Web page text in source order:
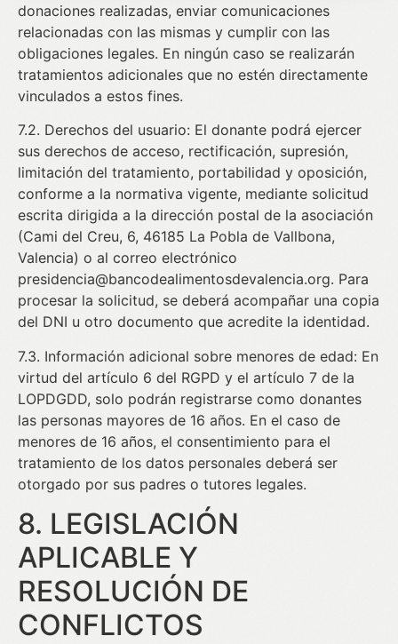
donaciones realizadas, enviar comunicaciones
relacionadas con las mismas y cumplir con las
obligaciones legales. En ningún caso se realizarán
tratamientos adicionales que no estén directamente
vinculados a estos fines.
7.2. Derechos del usuario: El donante podrá ejercer
sus derechos de acceso, rectificación, supresión,
limitación del tratamiento, portabilidad y oposición,
conforme a la normativa vigente, mediante solicitud
escrita dirigida a la dirección postal de la asociación
(Cami del Creu, 6, 46185 La Pobla de Vallbona,
Valencia) o al correo electrónico
presidencia@bancodealimentosdevalencia.org. Para
procesar la solicitud, se deberá acompañar una copia
del DNI u otro documento que acredite la identidad.
7.3. Información adicional sobre menores de edad: En
virtud del artículo 6 del RGPD y el artículo 7 de la
LOPDGDD, solo podrán registrarse como donantes
las personas mayores de 16 años. En el caso de
menores de 16 años, el consentimiento para el
tratamiento de los datos personales deberá ser
otorgado por sus padres o tutores legales.
8. LEGISLACIÓN
APLICABLE Y
RESOLUCIÓN DE
CONFLICTOS